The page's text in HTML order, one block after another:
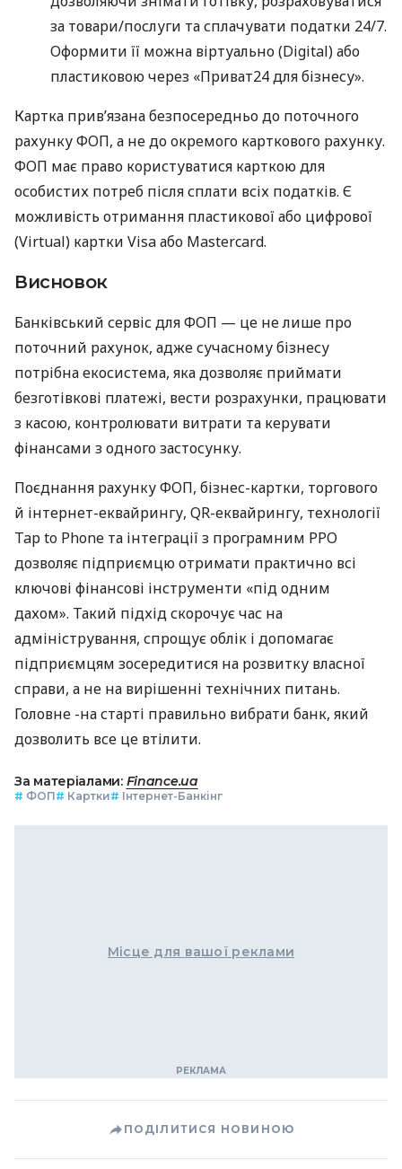
за товари/послуги та сплачувати податки 24/7.
Оформити її можна віртуально (Digital) або
пластиковою через «Приват24 для бізнесу».
Картка прив’язана безпосередньо до поточного
рахунку ФОП, а не до окремого карткового рахунку.
ФОП має право користуватися карткою для
особистих потреб після сплати всіх податків. Є
можливість отримання пластикової або цифрової
(Virtual) картки Visa або Mastercard.
Висновок
Банківський сервіс для ФОП — це не лише про
поточний рахунок, адже сучасному бізнесу
потрібна екосистема, яка дозволяє приймати
безготівкові платежі, вести розрахунки, працювати
з касою, контролювати витрати та керувати
фінансами з одного застосунку.
Поєднання рахунку ФОП, бізнес-картки, торгового
й інтернет-еквайрингу, QR-еквайрингу, технології
Tap to Phone та інтеграції з програмним РРО
дозволяє підприємцю отримати практично всі
ключові фінансові інструменти «під одним
дахом». Такий підхід скорочує час на
адміністрування, спрощує облік і допомагає
підприємцям зосередитися на розвитку власної
справи, а не на вирішенні технічних питань.
Головне -на старті правильно вибрати банк, який
дозволить все це втілити.
За матеріалами: Finance.ua
# ФОП# Картки# Інтернет-Банкінг
Місце для вашої реклами
ПОДІЛИТИСЯ НОВИНОЮ